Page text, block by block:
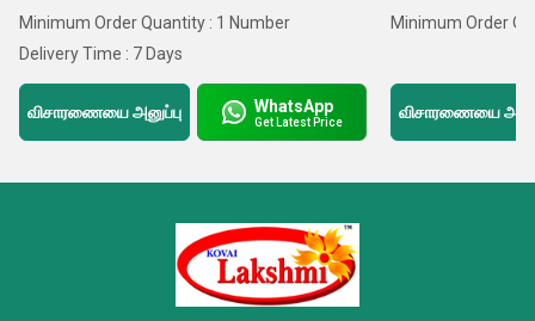
Minimum Order Quantity : 1 Number
Delivery Time : 7 Days
விசாரணையை அனுப்பு WhatsApp
Get Latest Price
Minimum Order
விசாரணையை